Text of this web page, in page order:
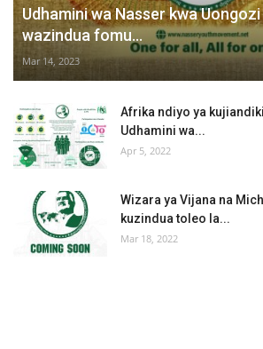
Udhamini wa Nasser kwa
wazindua fomu...
Mar 14, 2023
Afrika ndiyo ya
Udhamini wa...
Apr 5, 2022
Wizara ya Vijana na
kuzindua toleo la...
Mar 18, 2022